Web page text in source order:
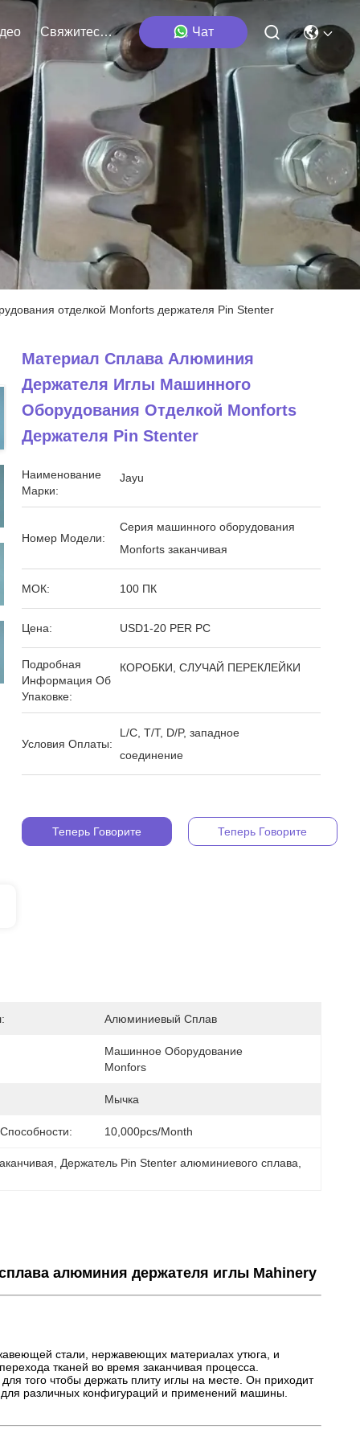
Свяжитесь Мы Чат
отделкой Monforts держателя Pin Stenter
Материал Сплава Алюминия
Держателя Иглы Машинного
Оборудования Отделкой Monforts
Держателя Pin Stenter
Наименование
Марки:
Jayu
Номер Модели:
Серия машинного оборудования
Monforts заканчивая
МОК: 100 ПК
Цена: USD1-20 PER PC
Подробная
Информация Об
Упаковке:
КОРОБКИ, СЛУЧАЙ ПЕРЕКЛЕЙКИ
Условия Оплаты:
L/C, T/T, D/P, западное
соединение
Теперь Говорите Теперь Говорите
Алюминиевый Сплав
Машинное Оборудование
Monfors
Мычка
10,000pcs/month
Держатель Pin Stenter алюминиевого сплава
алюминия держателя иглы Mahinery
стали, нержавеющих материалах утюга, и
тканей во время заканчивая процесса.
того чтобы держать плиту иглы на месте. Он приходит
для различных конфигураций и применений машины.